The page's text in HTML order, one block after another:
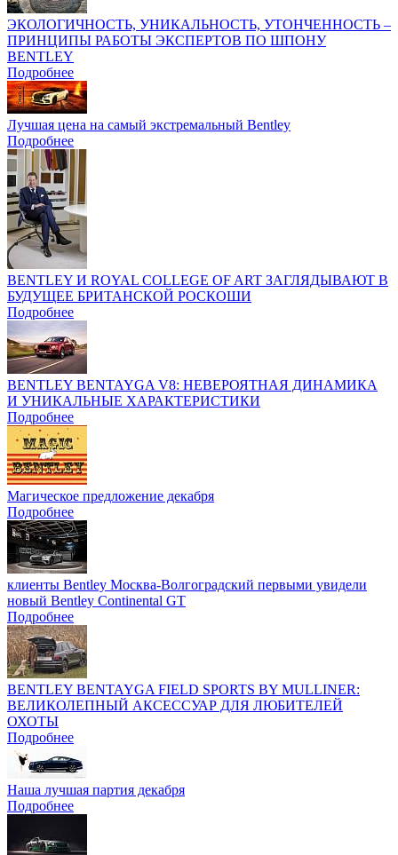
ЭКОЛОГИЧНОСТЬ, УНИКАЛЬНОСТЬ, УТОНЧЕННОСТЬ –
ПРИНЦИПЫ РАБОТЫ ЭКСПЕРТОВ ПО ШПОНУ
BENTLEY
Подробнее
Лучшая цена на самый экстремальный Bentley
Подробнее
BENTLEY И ROYAL COLLEGE OF ART ЗАГЛЯДЫВАЮТ В
БУДУЩЕЕ БРИТАНСКОЙ РОСКОШИ
Подробнее
BENTLEY BENTAYGA V8: НЕВЕРОЯТНАЯ ДИНАМИКА
И УНИКАЛЬНЫЕ ХАРАКТЕРИСТИКИ
Подробнее
Магическое предложение декабря
Подробнее
клиенты Bentley Москва-Волгоградский первыми увидели
новый Bentley Continental GT
Подробнее
BENTLEY BENTAYGA FIELD SPORTS BY MULLINER:
ВЕЛИКОЛЕПНЫЙ АКСЕССУАР ДЛЯ ЛЮБИТЕЛЕЙ
ОХОТЫ
Подробнее
Наша лучшая партия декабря
Подробнее